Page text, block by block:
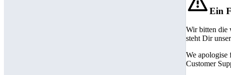
Ein
Wir bitten die
steht Dir
We apologise
Customer